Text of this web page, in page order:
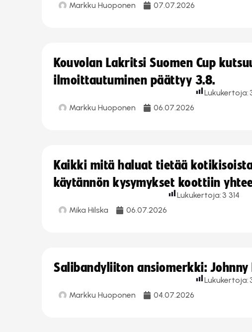
Markku Huoponen 07.07.2026
Kouvolan Lakritsi Suomen Cup
ilmoittautuminen päättyy 3.8.
Markku Huoponen 06.07.2026
Lukukertoja:
Kaikki mitä haluat tietää
käytännön kysymykset koottiin
Mika Hilska 06.07.2026
Lukukertoja: 3 314
Salibandyliiton ansiomerkki: Johnny
Markku Huoponen 04.07.2026
Lukukertoja: